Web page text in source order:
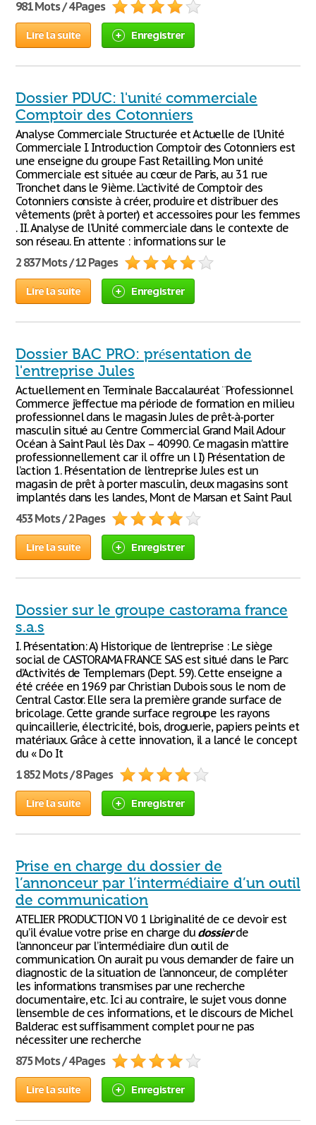
981 Mots / 4 Pages
Lire la suite Enregistrer
Dossier PDUC: l'unité commerciale
Comptoir des Cotonniers
Analyse Commerciale Structurée et Actuelle de l’Unité
Commerciale I. Introduction Comptoir des Cotonniers est
une enseigne du groupe Fast Retailling. Mon unité
Commerciale est située au cœur de Paris, au 31 rue
Tronchet dans le 9ième. L’activité de Comptoir des
Cotonniers consiste à créer, produire et distribuer des
vêtements (prêt à porter) et accessoires pour les femmes
. II. Analyse de l’Unité commerciale dans le contexte de
son réseau. En attente : informations sur le
2 837 Mots / 12 Pages
Lire la suite Enregistrer
Dossier BAC PRO: présentation de
l'entreprise Jules
Actuellement en Terminale Baccalauréat ¨Professionnel
Commerce j’effectue ma période de formation en milieu
professionnel dans le magasin Jules de prêt-à-porter
masculin situé au Centre Commercial Grand Mail Adour
Océan à Saint Paul lès Dax – 40990. Ce magasin m’attire
professionnellement car il offre un l I) Présentation de
l’action 1. Présentation de l’entreprise Jules est un
magasin de prêt à porter masculin, deux magasins sont
implantés dans les landes, Mont de Marsan et Saint Paul
453 Mots / 2 Pages
Lire la suite Enregistrer
Dossier sur le groupe castorama france
s.a.s
I. Présentation: A) Historique de l’entreprise : Le siège
social de CASTORAMA FRANCE SAS est situé dans le Parc
d’Activités de Templemars (Dept. 59). Cette enseigne a
été créée en 1969 par Christian Dubois sous le nom de
Central Castor. Elle sera la première grande surface de
bricolage. Cette grande surface regroupe les rayons
quincaillerie, électricité, bois, droguerie, papiers peints et
matériaux. Grâce à cette innovation, il a lancé le concept
du « Do It
1 852 Mots / 8 Pages
Lire la suite Enregistrer
Prise en charge du dossier de
l’annonceur par l’intermédiaire d’un outil
de communication
ATELIER PRODUCTION V0 1 L’originalité de ce devoir est
qu’il évalue votre prise en charge du dossierde
l’annonceur par l’intermédiaire d’un outil de
communication. On aurait pu vous demander de faire un
diagnostic de la situation de l’annonceur, de compléter
les informations transmises par une recherche
documentaire, etc. Ici au contraire, le sujet vous donne
l’ensemble de ces informations, et le discours de Michel
Balderac est suffisamment complet pour ne pas
nécessiter une recherche
875 Mots / 4 Pages
Lire la suite Enregistrer